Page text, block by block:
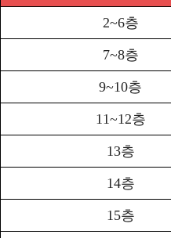
2~6층
7~8층
9~10층
11~12층
13층
14층
15층